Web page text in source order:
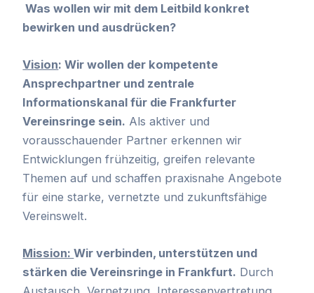
Was wollen wir mit dem Leitbild konkret
bewirken und ausdrücken?
Vision:Wir wollen der kompetente
Ansprechpartner und zentrale
Informationskanal für die Frankfurter
Vereinsringe sein. Als aktiver und
vorausschauender Partner erkennen wir
Entwicklungen frühzeitig, greifen relevante
Themen auf und schaffen praxisnahe Angebote
für eine starke, vernetzte und zukunftsfähige
Vereinswelt.
Mission:Wir verbinden, unterstützen und
stärken die Vereinsringe in Frankfurt. Durch